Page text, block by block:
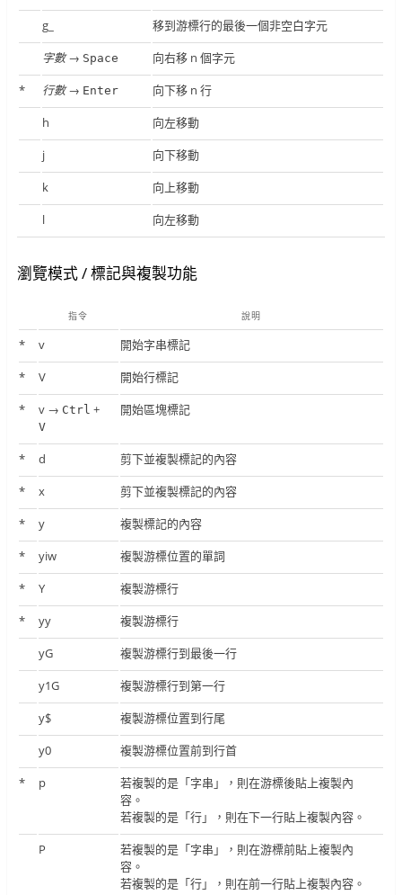
g_
移到游標行的最後一個非空白字元
字數→ Space
向右移 n 個字元
*
行數→ Enter
向下移 n 行
h
向左移動
j
向下移動
k
向上移動
l
向左移動
瀏覽模式 / 標記與複製功能
指令 說明
* v
開始字串標記
*
V
開始行標記
*
v → Ctrl +
V
開始區塊標記
* d
剪下並複製標記的內容
*
x
剪下並複製標記的內容
*
y
複製標記的內容
*
yiw
複製游標位置的單詞
*
Y
複製游標行
*
yy
複製游標行
yG
複製游標行到最後一行
y1G
複製游標行到第一行
y$
複製游標位置到行尾
y0
複製游標位置前到行首
*
p
若複製的是「字串」，則在游標後貼上複製內
容。
若複製的是「行」，則在下一行貼上複製內容。
P
若複製的是「字串」，則在游標前貼上複製內
容。
若複製的是「行」，則在前一行貼上複製內容。